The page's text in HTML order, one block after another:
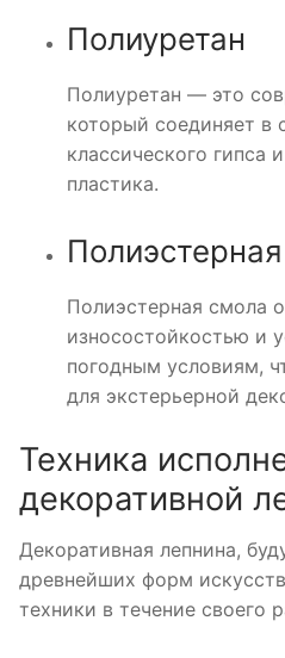
Полиуретан
Полиуретан — это
который соединяет в
классического гипса
пластика.
Полиэстерная смола
износостойкостью и
погодным условиям,
для экстерьерной
Техника
декоративной
Декоративная лепнина,
древнейших форм
техники в течение своего